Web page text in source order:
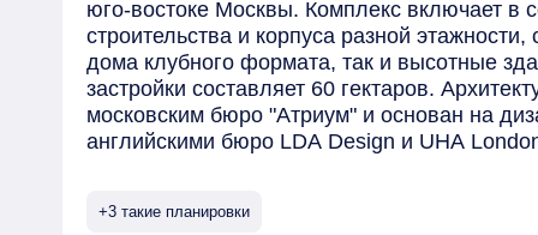
юго-востоке Москвы. Комплекс включает в
строительства и корпуса разной
дома клубного формата, так и высотные
застройки составляет 60 гектаров.
московским бюро "Атриум" и основан на
английскими бюро LDA Design и UHA
предлагаемых в комплексе - квартиры с
+3 такие планировки